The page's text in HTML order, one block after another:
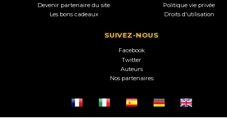
Devenir partenaire du site
Les bons cadeaux
Politique vie privée
Droits d'utilisation
SUIVEZ-NOUS
Facebook
Twitter
Auteurs
Nos partenaires